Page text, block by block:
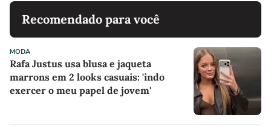
Recomendado para você
MODA
Rafa Justus usa blusa e jaqueta
marrons em 2 looks casuais: 'indo
exercer o meu papel de jovem'